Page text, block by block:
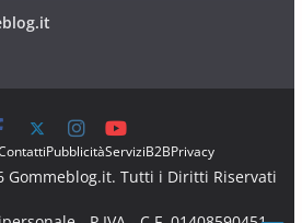
PubblicitàServiziB2BPrivacy
Gommeblog.it. Tutti i Diritti Riservati